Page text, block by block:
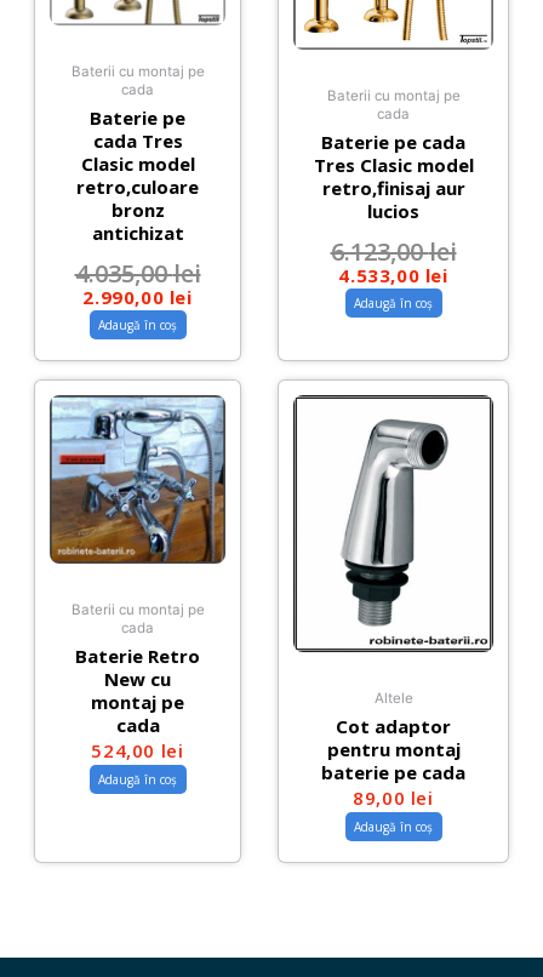
Baterii cu montaj pe
cada
Baterie pe
cada Tres
Clasic model
retro,culoare
bronz
antichizat
4.035,00lei
2.990,00 lei
Adaugă în coș
Baterii cu montaj pe
cada
Baterie pe cada
Tres Clasic model
retro,finisaj aur
lucios
6.123,00lei
4.533,00 lei
Adaugă în coș
Baterii cu montaj pe
cada
Baterie Retro
New cu
montaj pe
cada
524,00 lei
Adaugă în coș
Altele
Cot adaptor
pentru montaj
baterie pe cada
89,00 lei
Adaugă în coș